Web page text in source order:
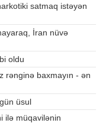
satmaq istəyən
İran nüvə
oldu
rənginə baxmayın - ən
üsul
ilə müqavilənin